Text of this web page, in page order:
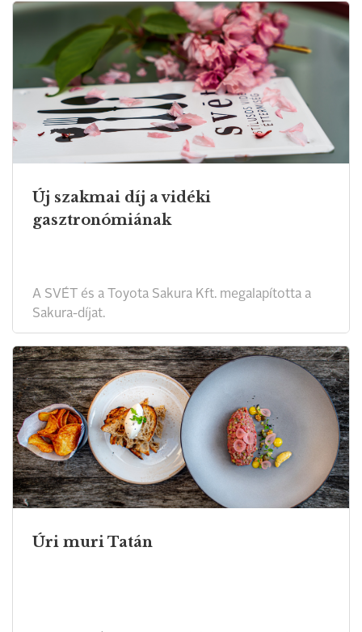
Új szakmai díj a vidéki
gasztronómiának
A SVÉT és a Toyota Sakura Kft. megalapította a
Sakura-díjat.
Úri muri Tatán